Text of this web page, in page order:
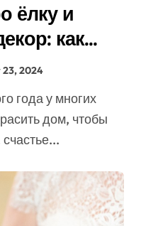
ёлку и
как
год
23, 2024
дом, чтобы